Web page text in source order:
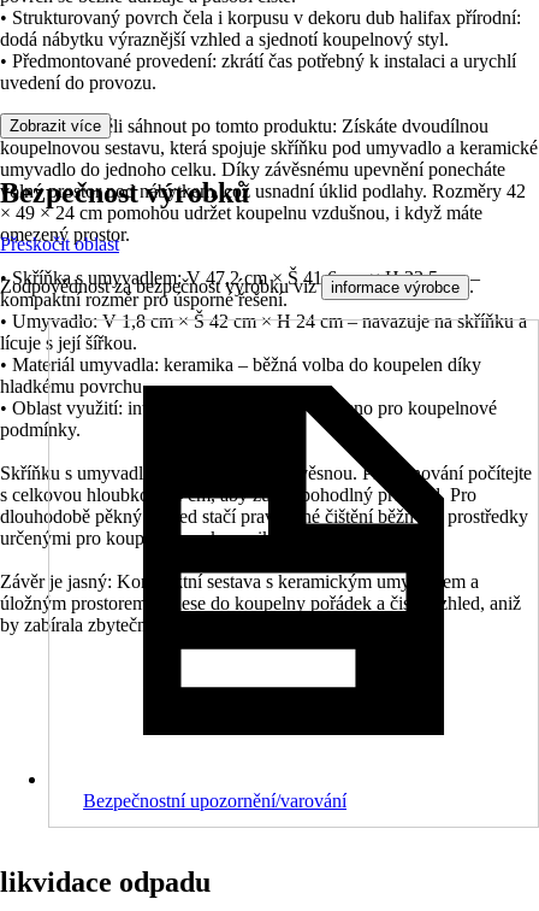
• Strukturovaný povrch čela i korpusu v dekoru dub halifax přírodní:
dodá nábytku výraznější vzhled a sjednotí koupelnový styl.
• Předmontované provedení: zkrátí čas potřebný k instalaci a urychlí
uvedení do provozu.
Proto byste měli sáhnout po tomto produktu: Získáte dvoudílnou
koupelnovou sestavu, která spojuje skříňku pod umyvadlo a keramické
umyvadlo do jednoho celku. Díky závěsnému upevnění ponecháte
volný prostor pod nábytkem, což usnadní úklid podlahy. Rozměry 42
× 49 × 24 cm pomohou udržet koupelnu vzdušnou, i když máte
omezený prostor.
• Skříňka s umyvadlem: V 47,2 cm × Š 41,6 cm × H 23,5 cm –
kompaktní rozměr pro úsporné řešení.
• Umyvadlo: V 1,8 cm × Š 42 cm × H 24 cm – navazuje na skříňku a
lícuje s její šířkou.
• Materiál umyvadla: keramika – běžná volba do koupelen díky
hladkému povrchu.
• Oblast využití: interiér, vlhké prostředí – určeno pro koupelnové
podmínky.
Skříňku s umyvadlem upevněte jako závěsnou. Při plánování počítejte
s celkovou hloubkou 24 cm, aby zůstal pohodlný průchod. Pro
dlouhodobě pěkný vzhled stačí pravidelné čištění běžnými prostředky
určenými pro koupelnovou keramiku a nábytek.
Závěr je jasný: Kompaktní sestava s keramickým umyvadlem a
úložným prostorem přinese do koupelny pořádek a čistý vzhled, aniž
by zabírala zbytečně mnoho místa.
Zobrazit více
Bezpečnost výrobků
Přeskočit oblast
Zodpovědnost za bezpečnost výrobku viz informace výrobce .
Bezpečnostní upozornění/varování
likvidace odpadu